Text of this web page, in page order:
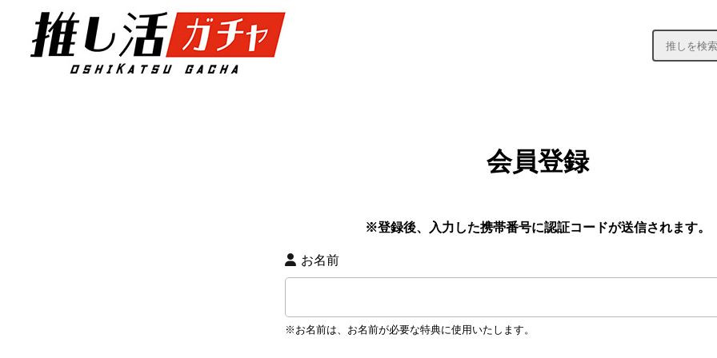
会員登録
※登録後、入力した携帯番号に認証コードが送信されます。
お名前
※お名前は、お名前が必要な特典に使用いたします。